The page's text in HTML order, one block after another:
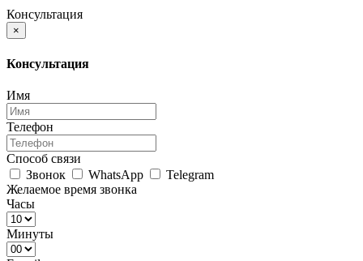
Консультация
×
Консультация
Имя
Телефон
Способ связи
Звонок
WhatsApp
Telegram
Желаемое время звонка
Часы
Минуты